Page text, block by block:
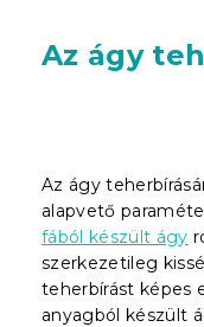
Az ágy
Az ágy
alapvető
fából készült ágy
szerkezetileg
teherbírást képes
anyagból készült